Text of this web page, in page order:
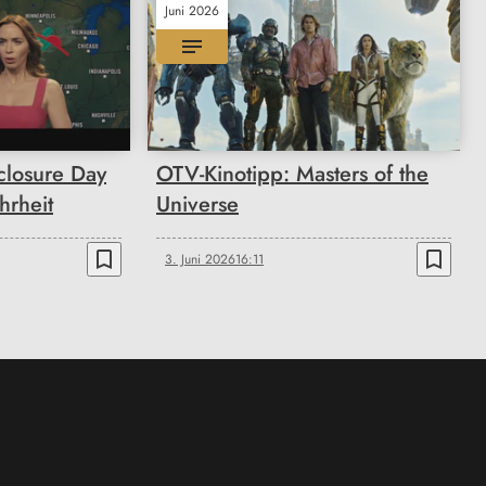
Day
bookmark_border
Juni 2026
OTV-Kinotipp: Masters of the
Universe
3. Juni 202616:11 bookmark_border